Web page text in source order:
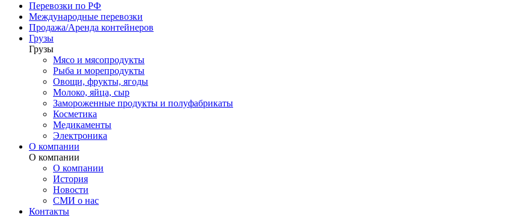
Перевозки по РФ
Международные перевозки
Продажа/Аренда контейнеров
Грузы
Грузы
Мясо и мясопродукты
Рыба и морепродукты
Овощи, фрукты, ягоды
Молоко, яйца, сыр
Замороженные продукты и полуфабрикаты
Косметика
Медикаменты
Электроника
О компании
О компании
О компании
История
Новости
СМИ о нас
Контакты